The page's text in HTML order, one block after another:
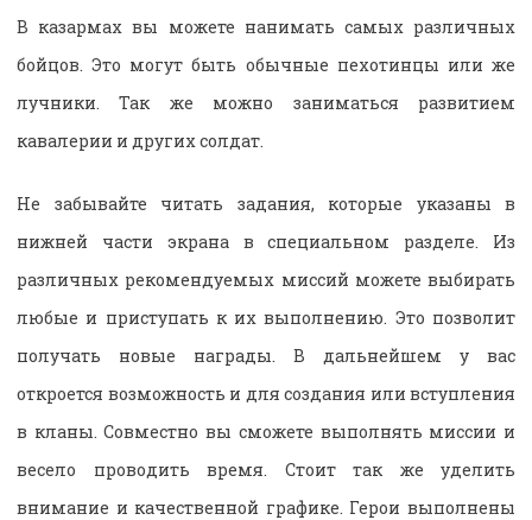
В казармах вы можете нанимать самых различных
бойцов. Это могут быть обычные пехотинцы или же
лучники. Так же можно заниматься развитием
кавалерии и других солдат.
Не забывайте читать задания, которые указаны в
нижней части экрана в специальном разделе. Из
различных рекомендуемых миссий можете выбирать
любые и приступать к их выполнению. Это позволит
получать новые награды. В дальнейшем у вас
откроется возможность и для создания или вступления
в кланы. Совместно вы сможете выполнять миссии и
весело проводить время. Стоит так же уделить
внимание и качественной графике. Герои выполнены